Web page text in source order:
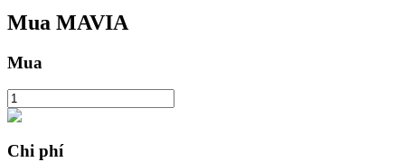
Dịch vụ vay được hỗ trợ bằng tiền điện tử
Mua MAVIA
Mua
Chi phí